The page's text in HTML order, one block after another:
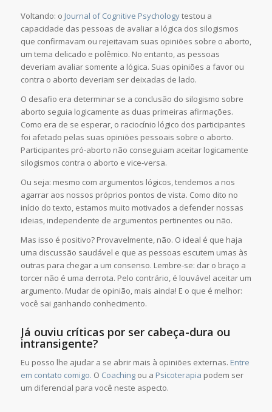
Voltando: o Journal of Cognitive Psychologytestou a
capacidade das pessoas de avaliar a lógica dos silogismos
que confirmavam ou rejeitavam suas opiniões sobre o aborto,
um tema delicado e polêmico. No entanto, as pessoas
deveriam avaliar somente a lógica. Suas opiniões a favor ou
contra o aborto deveriam ser deixadas de lado.
O desafio era determinar se a conclusão do silogismo sobre
aborto seguia logicamente as duas primeiras afirmações.
Como era de se esperar, o raciocínio lógico dos participantes
foi afetado pelas suas opiniões pessoais sobre o aborto.
Participantes pró-aborto não conseguiam aceitar logicamente
silogismos contra o aborto e vice-versa.
Ou seja: mesmo com argumentos lógicos, tendemos a nos
agarrar aos nossos próprios pontos de vista. Como dito no
início do texto, estamos muito motivados a defender nossas
ideias, independente de argumentos pertinentes ou não.
Mas isso é positivo? Provavelmente, não. O ideal é que haja
uma discussão saudável e que as pessoas escutem umas às
outras para chegar a um consenso. Lembre-se: dar o braço a
torcer não é uma derrota. Pelo contrário, é louvável aceitar um
argumento. Mudar de opinião, mais ainda! E o que é melhor:
você sai ganhando conhecimento.
Já ouviu críticas por ser cabeça-dura ou
intransigente?
Eu posso lhe ajudar a se abrir mais à opiniões externas. Entre
em contato comigo. O Coachingou a Psicoterapia podem ser
um diferencial para você neste aspecto.